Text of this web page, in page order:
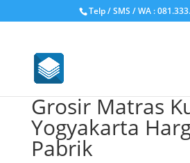
Telp / SMS / WA :
Grosir Matras
Yogyakarta
Pabrik